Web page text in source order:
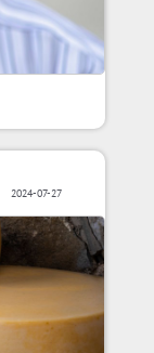
2024-07-27